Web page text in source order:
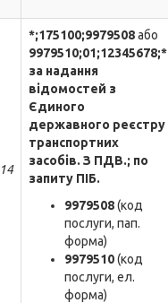
*;175100;9979508або
9979510;01;12345678;*
за надання
відомостей з
Єдиного
державного реєстру
транспортних
засобів. З ПДВ.; по
запиту ПІБ.
9979508(код
послуги, пап.
форма)
9979510(код
послуги, ел.
форма)